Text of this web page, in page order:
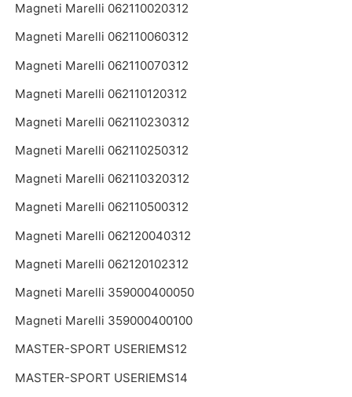
Magneti Marelli 062110020312
Magneti Marelli 062110060312
Magneti Marelli 062110070312
Magneti Marelli 062110120312
Magneti Marelli 062110230312
Magneti Marelli 062110250312
Magneti Marelli 062110320312
Magneti Marelli 062110500312
Magneti Marelli 062120040312
Magneti Marelli 062120102312
Magneti Marelli 359000400050
Magneti Marelli 359000400100
MASTER-SPORT USERIEMS12
MASTER-SPORT USERIEMS14